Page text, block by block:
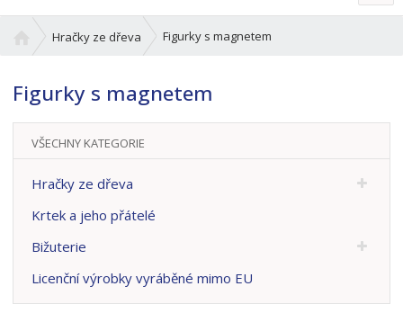
a
v
d
r
a
a
Hračky ze dřeva Figurky s magnetem
Figurky s magnetem
VŠECHNY KATEGORIE
Hračky ze dřeva
Krtek a jeho přátelé
Bižuterie
Licenční výrobky vyráběné mimo EU